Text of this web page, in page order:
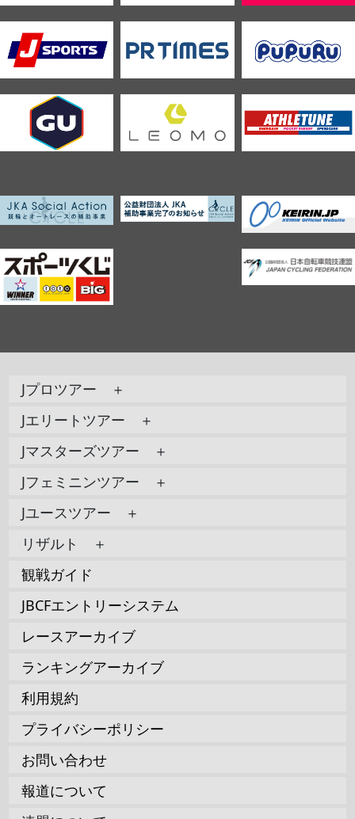
Jプロツアー ＋
Jエリートツアー ＋
Jマスターズツアー ＋
Jフェミニンツアー ＋
Jユースツアー ＋
リザルト ＋
観戦ガイド
JBCFエントリーシステム
レースアーカイブ
ランキングアーカイブ
利用規約
プライバシーポリシー
お問い合わせ
報道について